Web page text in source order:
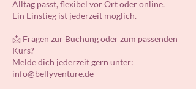
Alltag passt, flexibel vor Ort oder online.
Ein Einstieg ist jederzeit möglich.
📩 Fragen zur Buchung oder zum passenden
Kurs?
Melde dich jederzeit gern unter:
info@bellyventure.de